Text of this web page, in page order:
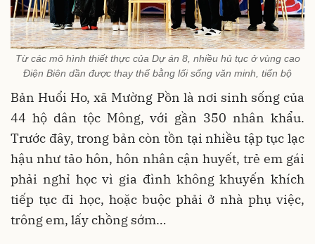
Từ các mô hình thiết thực của Dự án 8, nhiều hủ tục ở vùng cao
Điện Biên dần được thay thế bằng lối sống văn minh, tiến bộ
Bản Huổi Ho, xã Mường Pồn là nơi sinh sống của
44 hộ dân tộc Mông, với gần 350 nhân khẩu.
Trước đây, trong bản còn tồn tại nhiều tập tục lạc
hậu như tảo hôn, hôn nhân cận huyết, trẻ em gái
phải nghỉ học vì gia đình không khuyến khích
tiếp tục đi học, hoặc buộc phải ở nhà phụ việc,
trông em, lấy chồng sớm…